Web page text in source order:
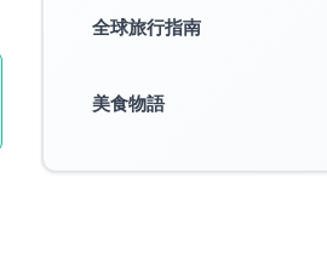
全球旅行指南
美食物語